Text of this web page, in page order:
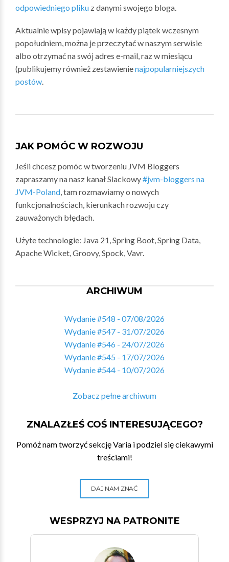
odpowiedniego pliku z danymi swojego bloga.
Aktualnie wpisy pojawiają w każdy piątek wczesnym
popołudniem, można je przeczytać w naszym serwisie
albo otrzymać na swój adres e-mail, raz w miesiącu
(publikujemy również zestawienienajpopularniejszych
postów.
JAK POMÓC W ROZWOJU
Jeśli chcesz pomóc w tworzeniu JVM Bloggers
zapraszamy na nasz kanał Slackowy#jvm-bloggers na
JVM-Poland, tam rozmawiamy o nowych
funkcjonalnościach, kierunkach rozwoju czy
zauważonych błędach.
Użyte technologie: Java 21, Spring Boot, Spring Data,
Apache Wicket, Groovy, Spock, Vavr.
ARCHIWUM
Wydanie #548 - 07/08/2026
Wydanie #547 - 31/07/2026
Wydanie #546 - 24/07/2026
Wydanie #545 - 17/07/2026
Wydanie #544 - 10/07/2026
Zobacz pełne archiwum
ZNALAZŁEŚ COŚ INTERESUJĄCEGO?
Pomóż nam tworzyć sekcję Varia i podziel się ciekawymi
treściami!
DAJ NAM ZNAĆ
WESPRZYJ NA PATRONITE